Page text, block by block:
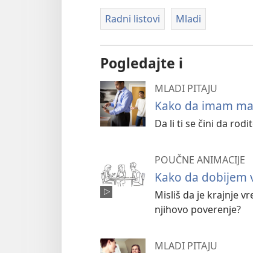
Radni listovi Mladi
Pogledajte i
MLADI PITAJU
Kako da imam
Da li ti se čini da
POUČNE ANIMACIJE
Kako da dobijem
Misliš da je krajnje
njihovo poverenje?
MLADI PITAJU